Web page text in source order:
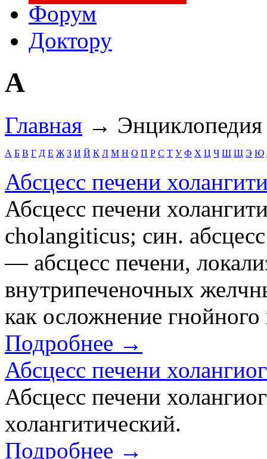
Форум
Доктору
А
Главная →
А Б В Г Д Е Ж З И Й К Л М Н О П Р С Т У Ф Х Ц Ч Ш Щ Э Ю
Абсцесс печени
Абсцесс печени
cholangiticus; син.
— абсцесс печени,
внутрипеченочных
как осложнение гнойного
Подробнее →
Абсцесс печени
Абсцесс печени
холангитический.
Подробнее →